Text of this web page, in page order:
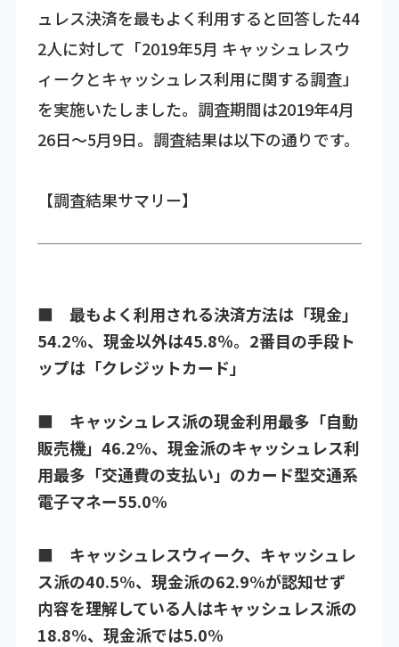
ュレス決済を最もよく利用すると回答した44
2人に対して「2019年5月 キャッシュレスウ
ィークとキャッシュレス利用に関する調査」
を実施いたしました。調査期間は2019年4月
26日～5月9日。調査結果は以下の通りです。
【調査結果サマリー】
■ 最もよく利用される決済方法は「現金」
54.2%、現金以外は45.8％。2番目の手段ト
ップは「クレジットカード」
■ キャッシュレス派の現金利用最多「自動
販売機」46.2%、現金派のキャッシュレス利
用最多「交通費の支払い」のカード型交通系
電子マネー55.0%
■ キャッシュレスウィーク、キャッシュレ
ス派の40.5%、現金派の62.9%が認知せず
内容を理解している人はキャッシュレス派の
18.8%、現金派では5.0%